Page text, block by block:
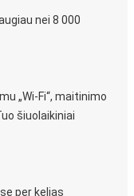
nei 8 000
„Wi-Fi“, maitinimo
šiuolaikiniai
per kelias